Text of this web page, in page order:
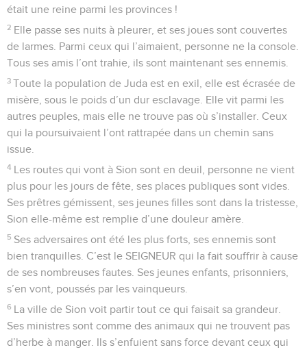
était une reine parmi les provinces !
2 Elle passe ses nuits à pleurer, et ses joues sont couvertes
de larmes. Parmi ceux qui l’aimaient, personne ne la console.
Tous ses amis l’ont trahie, ils sont maintenant ses ennemis.
3 Toute la population de Juda est en exil, elle est écrasée de
misère, sous le poids d’un dur esclavage. Elle vit parmi les
autres peuples, mais elle ne trouve pas où s’installer. Ceux
qui la poursuivaient l’ont rattrapée dans un chemin sans
issue.
4 Les routes qui vont à Sion sont en deuil, personne ne vient
plus pour les jours de fête, ses places publiques sont vides.
Ses prêtres gémissent, ses jeunes filles sont dans la tristesse,
Sion elle-même est remplie d’une douleur amère.
5 Ses adversaires ont été les plus forts, ses ennemis sont
bien tranquilles. C’est le SEIGNEUR qui la fait souffrir à cause
de ses nombreuses fautes. Ses jeunes enfants, prisonniers,
s’en vont, poussés par les vainqueurs.
6 La ville de Sion voit partir tout ce qui faisait sa grandeur.
Ses ministres sont comme des animaux qui ne trouvent pas
d’herbe à manger. Ils s’enfuient sans force devant ceux qui